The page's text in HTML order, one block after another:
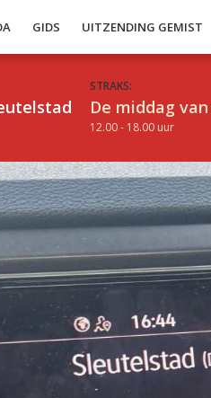
GIDS UITZENDING GEMIST
STRAKS:
De middag
12.00 - 18.00 uur